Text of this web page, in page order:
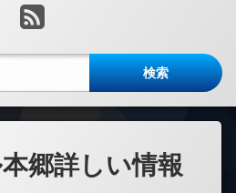
RSS
検索:
郷詳しい情報